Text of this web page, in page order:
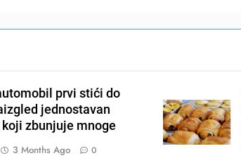
prvi stići do
jednostavan
zbunjuje mnoge
3 Months Ago 0